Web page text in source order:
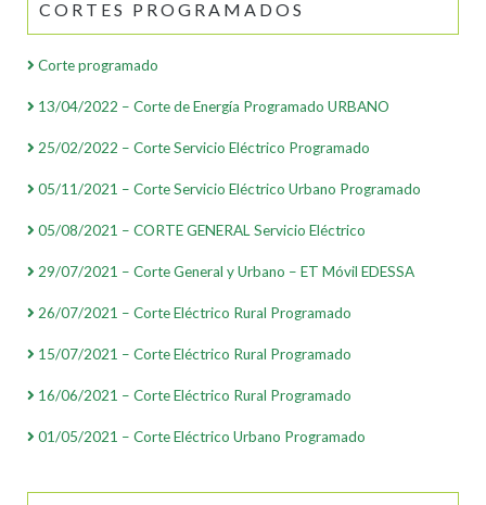
CORTES PROGRAMADOS
Corte programado
13/04/2022 – Corte de Energía Programado URBANO
25/02/2022 – Corte Servicio Eléctrico Programado
05/11/2021 – Corte Servicio Eléctrico Urbano Programado
05/08/2021 – CORTE GENERAL Servicio Eléctrico
29/07/2021 – Corte General y Urbano – ET Móvil EDESSA
26/07/2021 – Corte Eléctrico Rural Programado
15/07/2021 – Corte Eléctrico Rural Programado
16/06/2021 – Corte Eléctrico Rural Programado
01/05/2021 – Corte Eléctrico Urbano Programado